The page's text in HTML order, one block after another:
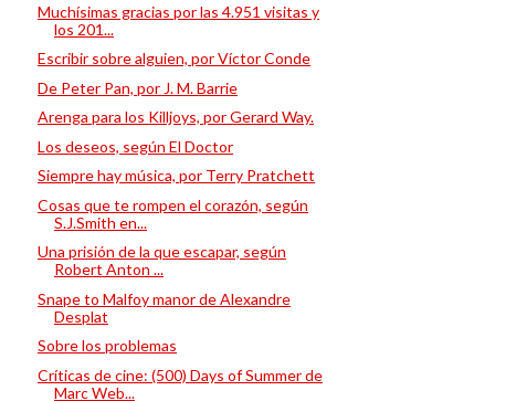
Muchísimas gracias por las 4.951 visitas y
los 201...
Escribir sobre alguien, por Víctor Conde
De Peter Pan, por J. M. Barrie
Arenga para los Killjoys, por Gerard Way.
Los deseos, según El Doctor
Siempre hay música, por Terry Pratchett
Cosas que te rompen el corazón, según
S.J.Smith en...
Una prisión de la que escapar, según
Robert Anton ...
Snape to Malfoy manor de Alexandre
Desplat
Sobre los problemas
Críticas de cine: (500) Days of Summer de
Marc Web...